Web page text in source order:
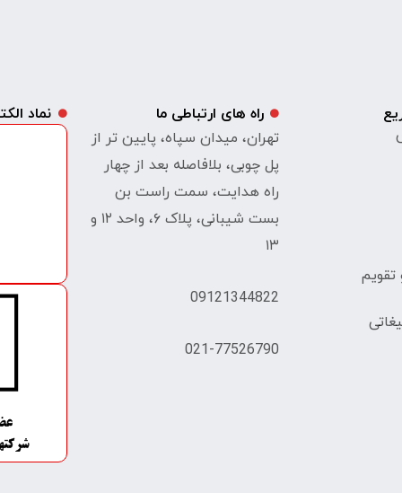
راه های ارتباطی ما
تهران، میدان سپاه، پایین تر از
پل چوبی، بلافاصله بعد از چهار
راه هدایت، سمت راست بن
بست شیبانی، پلاک ۶، واحد ۱۲ و
۱۳
09121344822
021-77526790
نماد